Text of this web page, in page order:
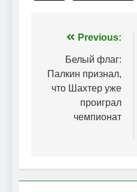
Навігація
записів
Previous:
Белый флаг:
Палкин признал,
что Шахтер уже
проиграл
чемпионат